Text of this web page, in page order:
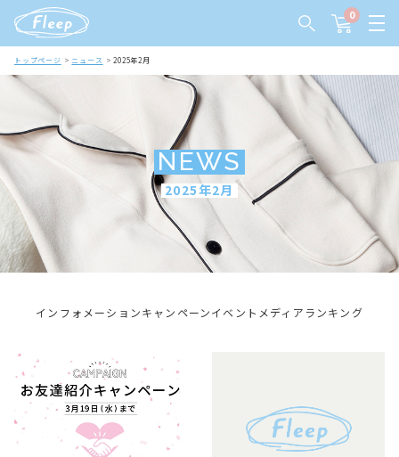
0
トップページ ニュース 2025年2月
NEWS
2025年2月
インフォメーションキャンペーンイベント メディア ランキング